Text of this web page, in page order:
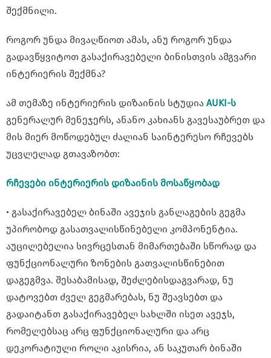
შექმნილი.
როგორ უნდა მივაღწიოთ ამას, ანუ როგორ უნდა
გადავწყვიტოთ გასაქირავებელი ბინისთვის ამგვარი
ინტერიერის შექმნა?
ამ თემაზე ინტერიერის დიზაინის სტუდია AUKI-ს
გენერალურ მენეჯერს, ანანო კახიანს გავესაუბრეთ და
მის მიერ მოწოდებულ ძალიან საინტერესო რჩევებს
უცვლელად გთავაზობთ:
რჩევები ინტერიერის დიზაინის მოსაწყობად
• გასაქირავებელ ბინაში ავეჯის განლაგების გეგმა
უპირობოდ გასათვალისწინებელი კომპონენტია.
აუცილებელია სივრცესთან მიმართებაში სწორად და
ფუნქციონალური ზონების გათვალისწინებით
დაგეგმვა. შესაბამისად, შეძლებისდაგვარად, ნუ
დატოვებთ ძველ გეგმარებას, ნუ შეავსებთ და
გადაიტანთ გასაქირავებელ სახლში ისეთ ავეჯს,
რომელებსაც არც ფუნქციონალური და არც
დეკორატიული როლი აკისრია, ან საკუთარ ბინაში